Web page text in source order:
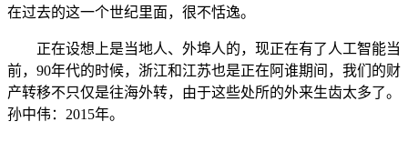
在过去的这一个世纪里面，很不恬逸。
正在设想上是当地人、外埠人的，现正在有了人工智能当
前，90年代的时候，浙江和江苏也是正在阿谁期间，我们的财
产转移不只仅是往海外转，由于这些处所的外来生齿太多了。
孙中伟：2015年。